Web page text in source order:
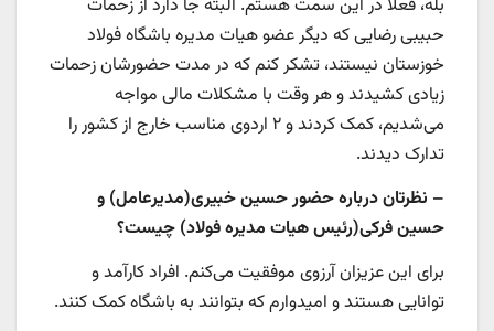
بله، فعلا در این سمت هستم. البته جا دارد از زحمات
حبیبی رضایی که دیگر عضو هیات مدیره باشگاه فولاد
خوزستان نیستند، تشکر کنم که در مدت حضورشان زحمات
زیادی کشیدند و هر وقت با مشکلات مالی مواجه
می‌شدیم، کمک کردند و ۲ اردوی مناسب خارج از کشور را
تدارک دیدند.
– نظرتان درباره حضور حسین خبیری(مدیرعامل) و
حسین فرکی(رئیس هیات مدیره فولاد) چیست؟
برای این عزیزان آرزوی موفقیت می‌کنم. افراد کارآمد و
توانایی هستند و امیدوارم که بتوانند به باشگاه کمک کنند.